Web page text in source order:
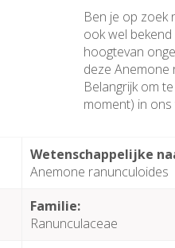
Ben je op zoek
ook wel
hoogtevan
deze Anemone
Belangrijk om
moment) in
Wetenschappelijke
Anemone ranunculoides
Familie:
Ranunculaceae